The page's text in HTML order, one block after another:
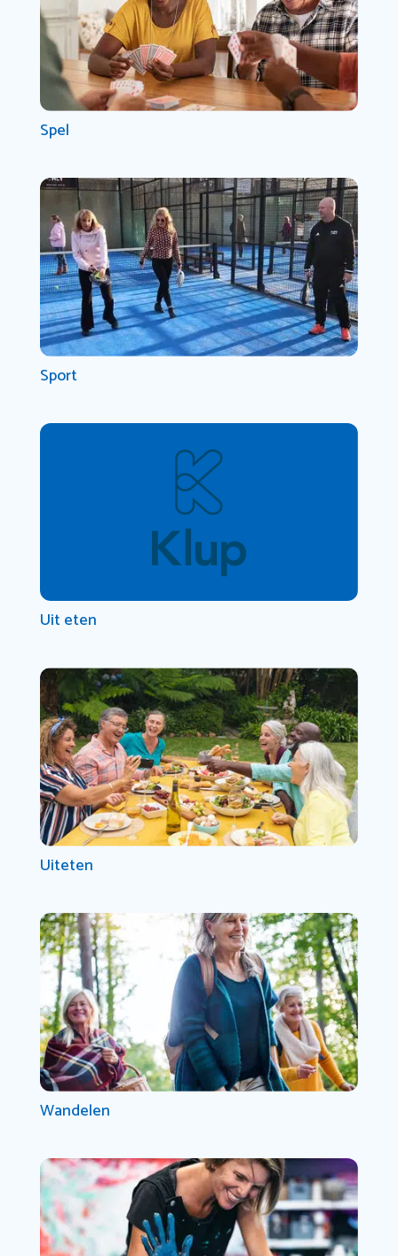
Spel
Sport
Uit eten
Uiteten
Wandelen